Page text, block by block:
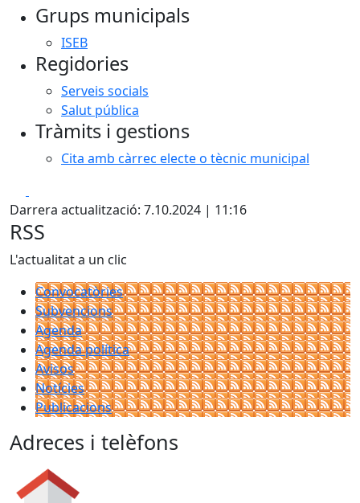
Grups municipals
ISEB
Regidories
Serveis socials
Salut pública
Tràmits i gestions
Cita amb càrrec electe o tècnic municipal
Darrera actualització: 7.10.2024 | 11:16
RSS
L'actualitat a un clic
Convocatòries
Subvencions
Agenda
Agenda política
Avisos
Notícies
Publicacions
Adreces i telèfons